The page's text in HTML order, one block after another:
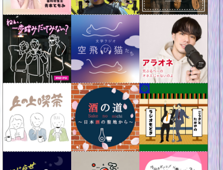
PODCAST WEEKEND 2026 ─ 金曜日の焚火会 〈 5/10 Sun 10:00 - 18:00 〉